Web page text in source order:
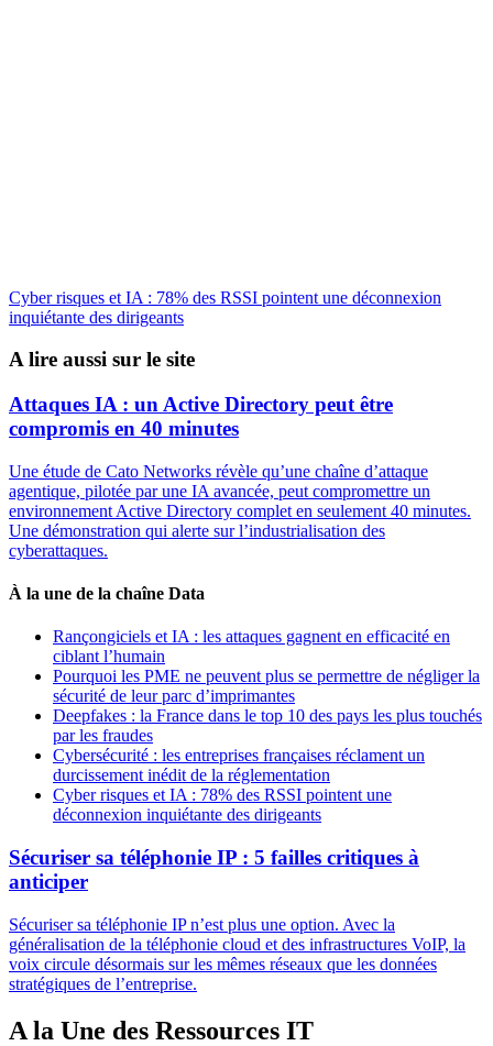
Cyber risques et IA : 78% des RSSI pointent une déconnexion
inquiétante des dirigeants
A lire aussi sur le site
Attaques IA : un Active Directory peut être
compromis en 40 minutes
Une étude de Cato Networks révèle qu’une chaîne d’attaque
agentique, pilotée par une IA avancée, peut compromettre un
environnement Active Directory complet en seulement 40 minutes.
Une démonstration qui alerte sur l’industrialisation des
cyberattaques.
À la une de la chaîne Data
Rançongiciels et IA : les attaques gagnent en efficacité en
ciblant l’humain
Pourquoi les PME ne peuvent plus se permettre de négliger la
sécurité de leur parc d’imprimantes
Deepfakes : la France dans le top 10 des pays les plus touchés
par les fraudes
Cybersécurité : les entreprises françaises réclament un
durcissement inédit de la réglementation
Cyber risques et IA : 78% des RSSI pointent une
déconnexion inquiétante des dirigeants
Sécuriser sa téléphonie IP : 5 failles critiques à
anticiper
Sécuriser sa téléphonie IP n’est plus une option. Avec la
généralisation de la téléphonie cloud et des infrastructures VoIP, la
voix circule désormais sur les mêmes réseaux que les données
stratégiques de l’entreprise.
A la Une des Ressources IT